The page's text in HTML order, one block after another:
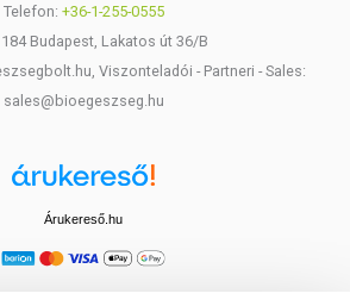
Telefon: +36-1-255-0555
Budapest, Lakatos út 36/B
Viszonteladói - Partneri - Sales:
sales@bioegeszseg.hu
Árukereső.hu